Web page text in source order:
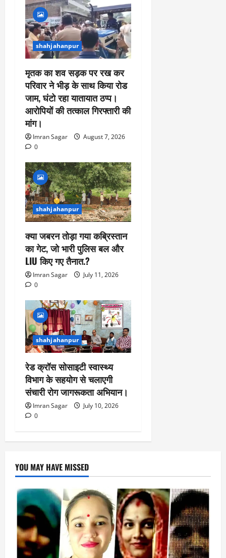
shahjahanpur
मृतक का शव सड़क पर रख कर
परिवार ने भीड़ के साथ किया रोड
जाम, घंटो रहा यातायात ठप्प।
आरोपियों की तत्काल गिरफ्तारी की
मांग।
Imran Sagar
August 7, 2026
0
shahjahanpur
क्या जबरन तोड़ा गया कब्रिस्तान
का गेट, जो भारी पुलिस बल और
LIU किए गए तैनात.?
Imran Sagar
July 11, 2026
0
shahjahanpur
रेड क्रॉस सोसाइटी स्वास्थ्य
विभाग के सहयोग से चलाएगी
संचारी रोग जागरूकता अभियान।
Imran Sagar
July 10, 2026
0
YOU MAY HAVE MISSED